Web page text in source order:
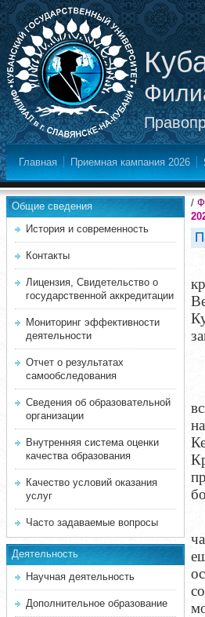
Главная Приемная кампания 2026
Общие сведения
История и современность
Контакты
Лицензия, Свидетельство о
государственной аккредитации
Мониторинг эффективности
деятельности
Отчет о результатах
самообследования
Сведения об образовательной
организации
Внутренняя система оценки
качества образования
Качество условий оказания
услуг
Часто задаваемые вопросы
Деятельность
Научная деятельность
Дополнительное образование
/